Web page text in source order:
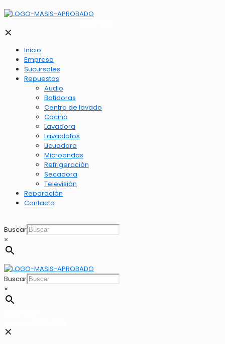
✕
Inicio
Empresa
Sucursales
Repuestos
Audio
Batidoras
Centro de lavado
Cocina
Lavadora
Lavaplatos
Licuadora
Microondas
Refrigeración
Secadora
Televisión
Reparación
Contacto
Buscar
×
Buscar
×
✕